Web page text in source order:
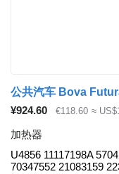
¥924.60 €118.60 ≈
加热器
U4856 11117198A
70347552 21083159